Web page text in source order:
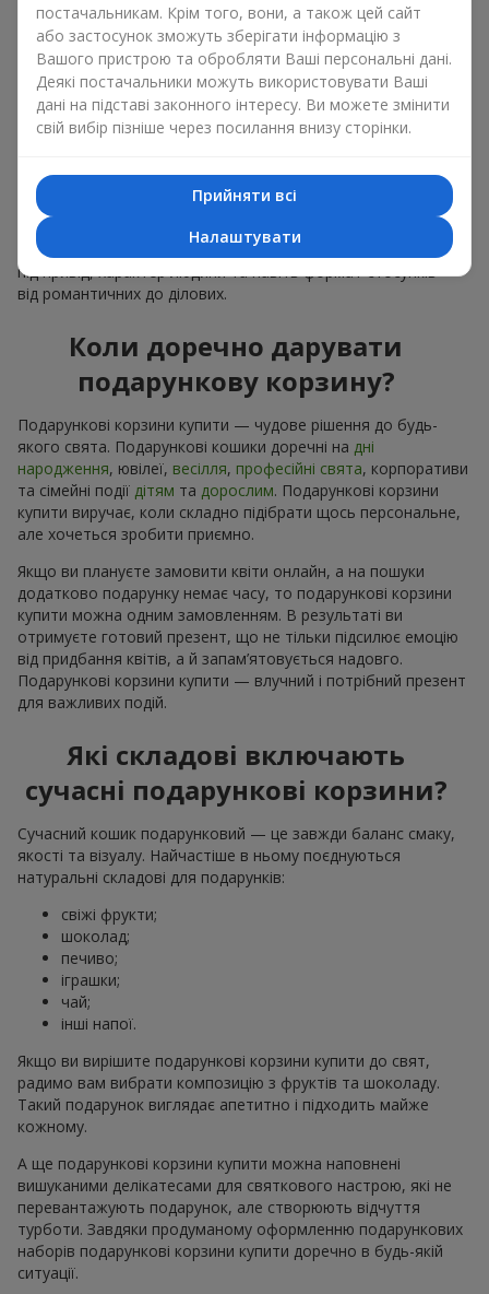
можете набір подарункові корзини купити. Подарункова
корзина з вишуканими смаколиками до свята, фруктами,
смачним чаєм чи, навіть, алкогольними напоями стає
ідеальним доповненням до квітів або самостійним
презентом. Ідеальний набір, лаконічне оформлення і
вишуканий букет, як фінальний акцент — потрібно
Подарункові корзини купити — це не просто придбати
банальну річ. Сьогодні подарункові корзини купити — це
універсальний подарунок для всіх, який легко адаптується
під привід, характер людини та навіть формат стосунків —
від романтичних до ділових.
Коли доречно дарувати
подарункову корзину?
Подарункові корзини купити — чудове рішення до будь-
якого свята. Подарункові кошики доречні на дні
народження, ювілеї, весілля, професійні свята, корпоративи
та сімейні події дітям та дорослим. Подарункові корзини
купити виручає, коли складно підібрати щось персональне,
але хочеться зробити приємно.
Якщо ви плануєте замовити квіти онлайн, а на пошуки
додатково подарунку немає часу, то подарункові корзини
купити можна одним замовленням. В результаті ви
отримуєте готовий презент, що не тільки підсилює емоцію
від придбання квітів, а й запам’ятовується надовго.
Подарункові корзини купити — влучний і потрібний презент
для важливих подій.
Які складові включають
сучасні подарункові корзини?
Сучасний кошик подарунковий — це завжди баланс смаку,
якості та візуалу. Найчастіше в ньому поєднуються
натуральні складові для подарунків:
свіжі фрукти;
шоколад;
печиво;
іграшки;
чай;
інші напої.
Якщо ви вирішите подарункові корзини купити до свят,
радимо вам вибрати композицію з фруктів та шоколаду.
Такий подарунок виглядає апетитно і підходить майже
кожному.
А ще подарункові корзини купити можна наповнені
вишуканими делікатесами для святкового настрою, які не
перевантажують подарунок, але створюють відчуття
турботи. Завдяки продуманому оформленню подарункових
наборів подарункові корзини купити доречно в будь-якій
ситуації.
постачальникам. Крім того, вони, а також цей сайт
або застосунок зможуть зберігати інформацію з
Вашого пристрою та обробляти Ваші персональні дані.
Деякі постачальники можуть використовувати Ваші
дані на підставі законного інтересу. Ви можете змінити
свій вибір пізніше через посилання внизу сторінки.
Прийняти всі
Налаштувати